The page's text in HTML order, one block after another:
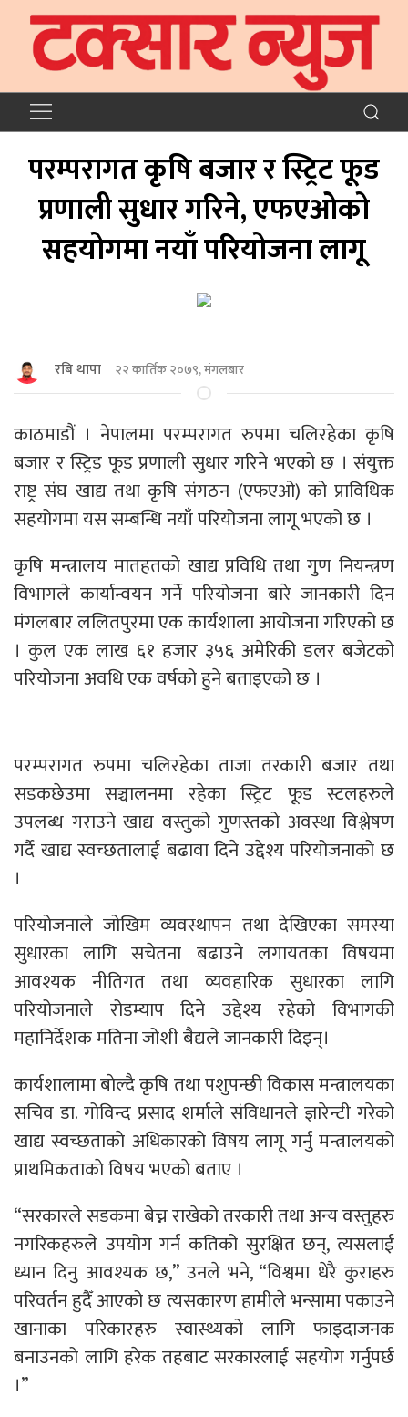
परम्परागत कृषि बजार र स्ट्रिट फूड
प्रणाली सुधार गरिने, एफएओको
सहयोगमा नयाँ परियोजना लागू
रबि थापा २२ कार्तिक २०७९, मंगलबार
काठमाडौं । नेपालमा परम्परागत रुपमा चलिरहेका कृषि
बजार र स्ट्रिड फूड प्रणाली सुधार गरिने भएको छ । संयुक्त
राष्ट्र संघ खाद्य तथा कृषि संगठन (एफएओ) को प्राविधिक
सहयोगमा यस सम्बन्धि नयाँ परियोजना लागू भएको छ ।
कृषि मन्त्रालय मातहतको खाद्य प्रविधि तथा गुण नियन्त्रण
विभागले कार्यान्वयन गर्ने परियोजना बारे जानकारी दिन
मंगलबार ललितपुरमा एक कार्यशाला आयोजना गरिएको छ
। कुल एक लाख ६१ हजार ३५६ अमेरिकी डलर बजेटको
परियोजना अवधि एक वर्षको हुने बताइएको छ ।
परम्परागत रुपमा चलिरहेका ताजा तरकारी बजार तथा
सडकछेउमा सञ्चालनमा रहेका स्ट्रिट फूड स्टलहरुले
उपलब्ध गराउने खाद्य वस्तुको गुणस्तको अवस्था विश्लेषण
गर्दै खाद्य स्वच्छतालाई बढावा दिने उद्देश्य परियोजनाको छ
।
परियोजनाले जोखिम व्यवस्थापन तथा देखिएका समस्या
सुधारका लागि सचेतना बढाउने लगायतका विषयमा
आवश्यक नीतिगत तथा व्यवहारिक सुधारका लागि
परियोजनाले रोडम्याप दिने उद्देश्य रहेको विभागकी
महानिर्देशक मतिना जोशी बैद्यले जानकारी दिइन्।
कार्यशालामा बाेल्दै कृषि तथा पशुपन्छी विकास मन्त्रालयका
सचिव डा. गोविन्द प्रसाद शर्माले संविधानले ज्ञारेन्टी गरेकाे
खाद्य स्वच्छताकाे अधिकारकाे विषय लागू गर्नु मन्त्रालयकाे
प्राथमिकताकाे विषय भएकाे बताए ।
“सरकारले सडकमा बेच्न राखेको तरकारी तथा अन्य वस्तुहरु
नगरिकहरुले उपयोग गर्न कतिको सुरक्षित छन्, त्यसलाई
ध्यान दिनु आवश्यक छ,’’ उनले भने, “विश्वमा धेरै कुराहरु
परिवर्तन हुदैँ आएको छ त्यसकारण हामीले भन्सामा पकाउने
खानाका परिकारहरु स्वास्थ्यको लागि फाइदाजनक
बनाउनको लागि हरेक तहबाट सरकारलाई सहयोग गर्नुपर्छ
।’’